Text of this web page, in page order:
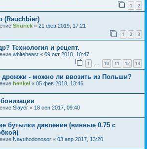
1 2
(Rauchbier)
Shurick « 21 фев 2019, 17:21
1 2 3
Технология и рецепт.
whitebeast « 09 окт 2018, 10:47
1 … 10 11 12 13
- можно ли ввозить из Польши?
henkel « 05 фев 2018, 13:46
Slayer « 18 сен 2017, 09:40
бутылки давление (винные 0.75 с
Navuhodonosor « 03 апр 2017, 13:20